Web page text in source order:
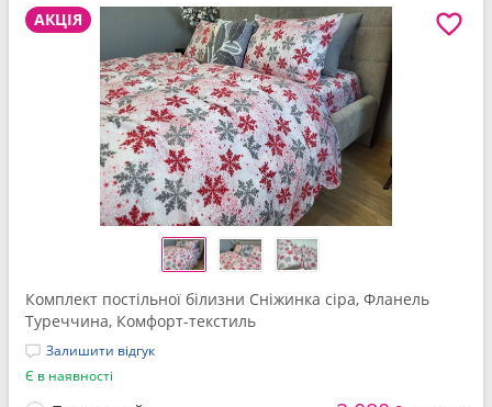
АКЦІЯ
Комплект постільної білизни Сніжинка сіра, Фланель
Туреччина, Комфорт-текстиль
Залишити відгук
Є в наявності